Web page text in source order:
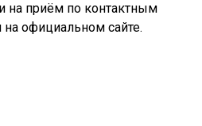
на приём по контактным
официальном сайте.